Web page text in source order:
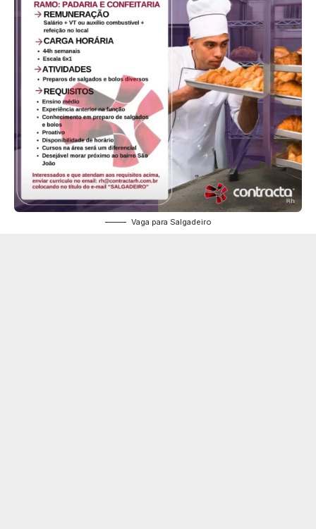
Vaga para Salgadeiro